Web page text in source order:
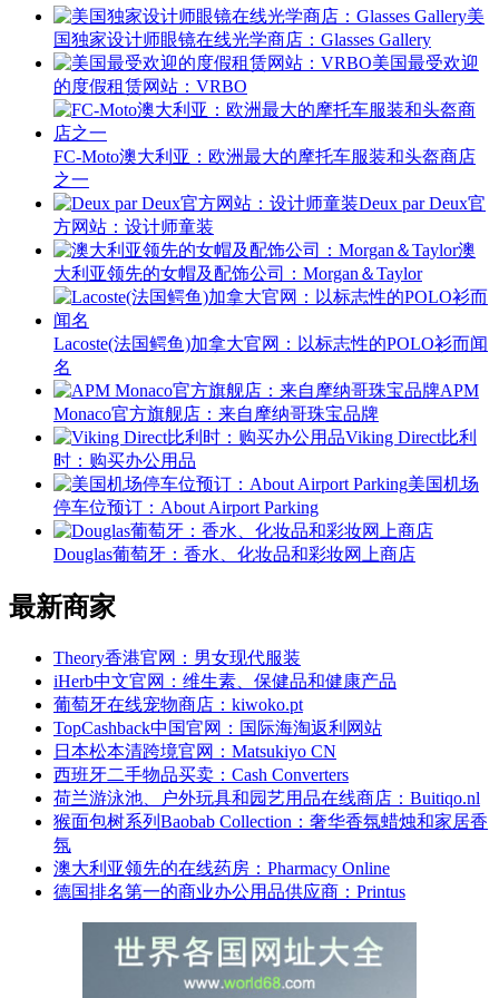
美
国独家设计师眼镜在线光学商店：Glasses Gallery
美国最受欢迎
的度假租赁网站：VRBO
FC-Moto澳大利亚：欧洲最大的摩托车服装和头盔商店
之一
Deux par Deux官
方网站：设计师童装
澳
大利亚领先的女帽及配饰公司：Morgan＆Taylor
Lacoste(法国鳄鱼)加拿大官网：以标志性的POLO衫而闻
名
APM
Monaco官方旗舰店：来自摩纳哥珠宝品牌
Viking Direct比利
时：购买办公用品
美国机场
停车位预订：About Airport Parking
Douglas葡萄牙：香水、化妆品和彩妆网上商店
最新商家
Theory香港官网：男女现代服装
iHerb中文官网：维生素、保健品和健康产品
葡萄牙在线宠物商店：kiwoko.pt
TopCashback中国官网：国际海淘返利网站
日本松本清跨境官网：Matsukiyo CN
西班牙二手物品买卖：Cash Converters
荷兰游泳池、户外玩具和园艺用品在线商店：Buitiqo.nl
猴面包树系列Baobab Collection：奢华香氛蜡烛和家居香
氛
澳大利亚领先的在线药房：Pharmacy Online
德国排名第一的商业办公用品供应商：Printus